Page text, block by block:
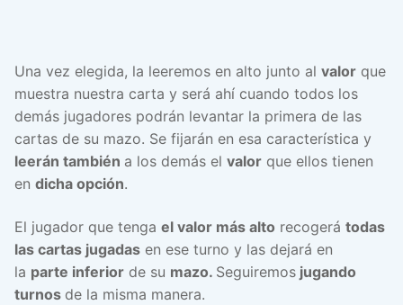
Una vez elegida, la leeremos en alto junto al valor que
muestra nuestra carta y será ahí cuando todos los
demás jugadores podrán levantar la primera de las
cartas de su mazo. Se fijarán en esa característica y
leerán también a los demás el valor que ellos tienen
en dicha opción.
El jugador que tenga el valor más alto recogerá todas
las cartas jugadas en ese turno y las dejará en
la parte inferior de su mazo. Seguiremos jugando
turnos de la misma manera.